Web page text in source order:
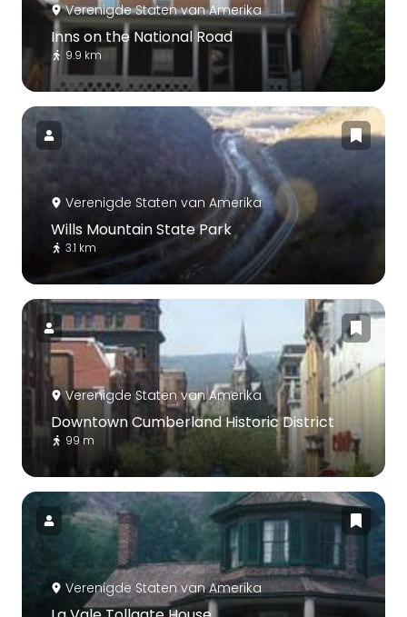
Verenigde Staten van Amerika
Inns on the National Road
9.9 km
Verenigde Staten van Amerika
Wills Mountain State Park
3.1 km
Verenigde Staten van Amerika
Downtown Cumberland Historic District
99 m
Verenigde Staten van Amerika